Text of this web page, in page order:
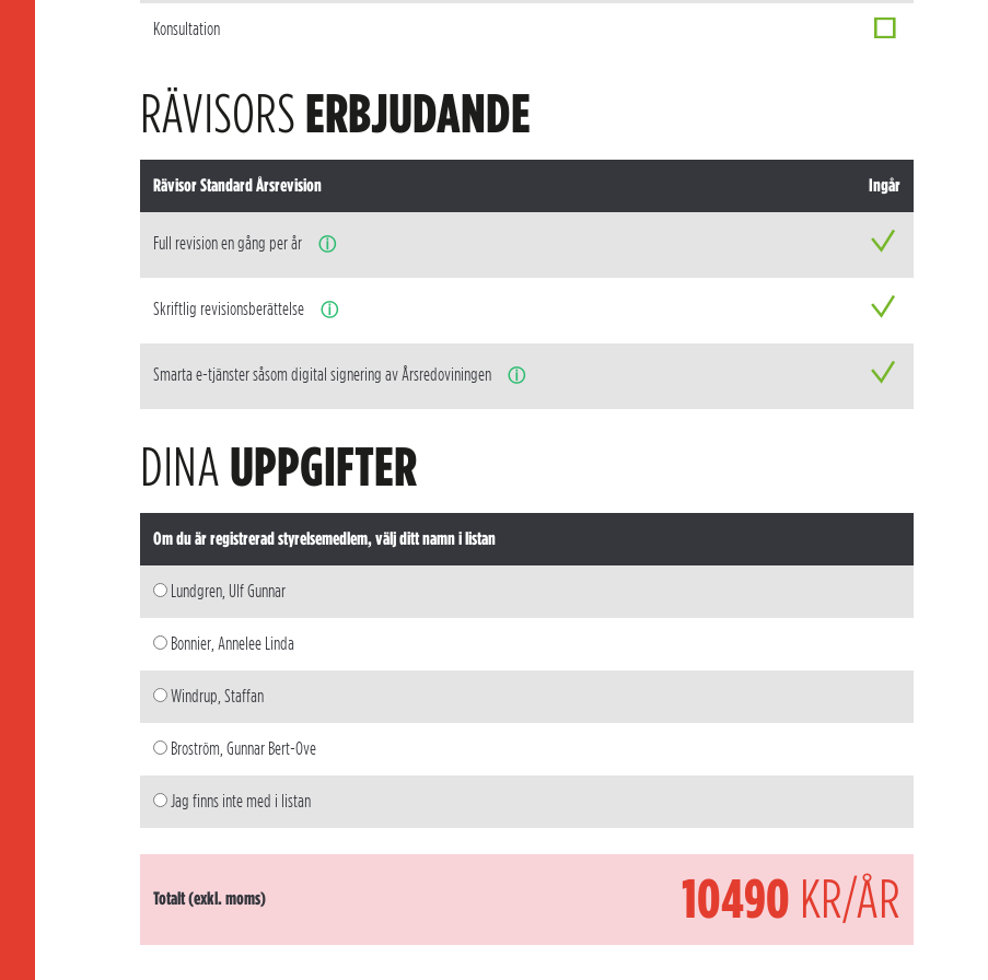
Konsultation
RÄVISORSERBJUDANDE
Rävisor Standard Årsrevision Ingår
Full revision en gång per år ⓘ
Skriftlig revisionsberättelse ⓘ
Smarta e-tjänster såsom digital signering av Årsredoviningen ⓘ
DINAUPPGIFTER
Om du är registrerad styrelsemedlem, välj ditt namn i listan
Lundgren, Ulf Gunnar
Bonnier, Annelee Linda
Windrup, Staffan
Broström, Gunnar Bert-Ove
Jag finns inte med i listan
Totalt (exkl. moms) 10490 KR/ÅR